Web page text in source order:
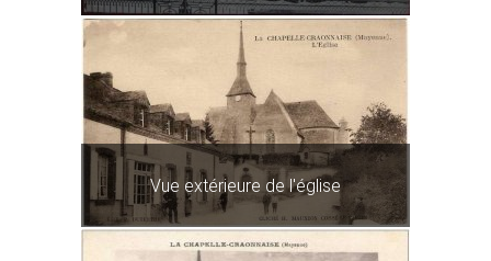
Vue extérieure de l'église